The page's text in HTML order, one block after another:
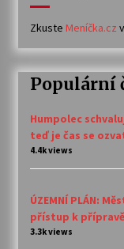
Zkuste Meníčka.cz
Populární
Humpolec
teď je čas se
4.4k views
ÚZEMNÍ PLÁN:
přístup k
3.3k views